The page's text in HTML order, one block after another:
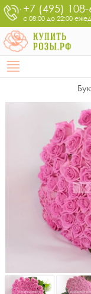
+7 (495)
с 08:00 до 22:00